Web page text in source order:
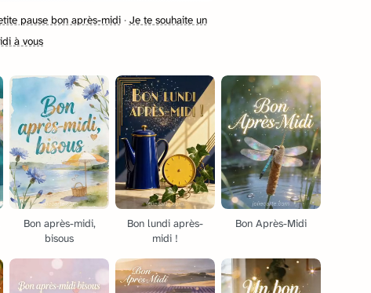
pause bon après-midi· Je te souhaite un
à vous
Bon après-midi,
bisous
Bon lundi après-
midi !
Bon Après-Midi